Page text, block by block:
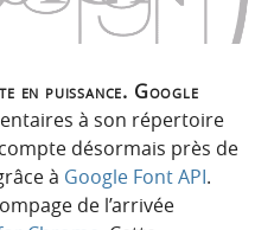
en puissance. Google
à son répertoire
désormais près de
à Google Font API.
de l’arrivée